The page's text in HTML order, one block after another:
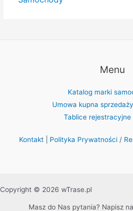
Menu
Katalog marki
Umowa kupna
Tablice rejestracyjne
Kontakt| Polityka Prywatności/
Copyright © 2026 wTrase.pl
Masz do Nas pytania? Napisz na